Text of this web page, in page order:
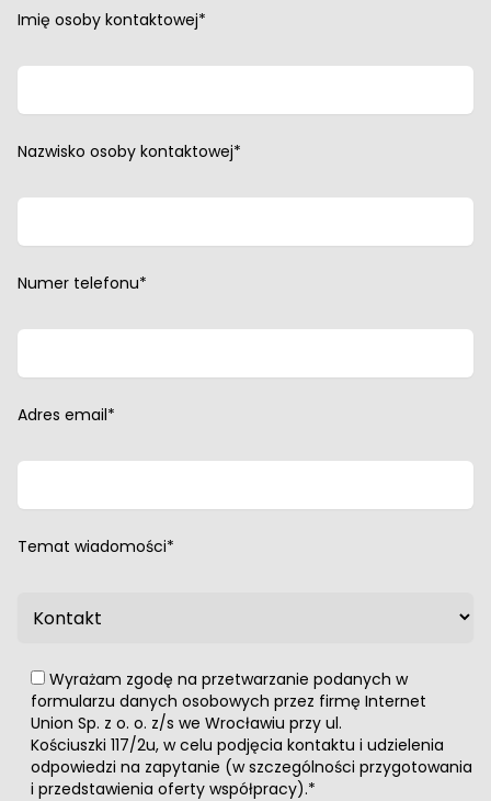
Imię osoby kontaktowej*
Nazwisko osoby kontaktowej*
Numer telefonu*
Adres email*
Temat wiadomości*
Wyrażam zgodę na przetwarzanie podanych w
formularzu danych osobowych przez firmę Internet
Union Sp. z o. o. z/s we Wrocławiu przy ul.
Kościuszki 117/2u, w celu podjęcia kontaktu i udzielenia
odpowiedzi na zapytanie (w szczególności przygotowania
i przedstawienia oferty współpracy).*